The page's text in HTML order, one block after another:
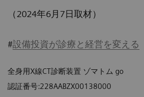
（2024年6月7日取材）
#設備投資が診療と経営を変える
全身用X線CT診断装置 ゾマトム go
認証番号:228AABZX00138000